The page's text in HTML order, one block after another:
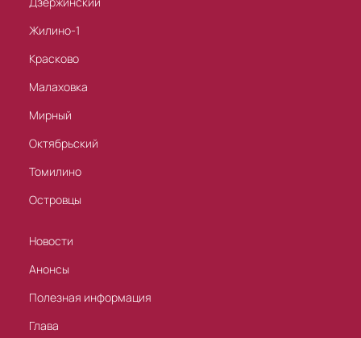
Жилино-1
Красково
Малаховка
Мирный
Октябрьский
Томилино
Островцы
Новости
Анонсы
Полезная информация
Глава